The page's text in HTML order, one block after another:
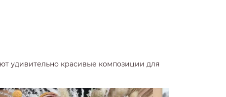
удивительно красивые композиции для